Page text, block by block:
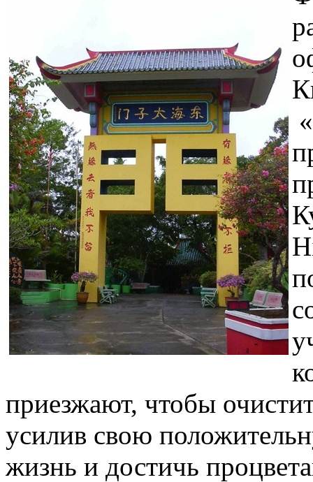
приезжают, чтобы
усилив свою
жизнь и достичь